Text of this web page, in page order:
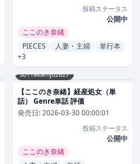
投稿ステータス
公開中
ここのき奈緒
PIECES
人妻・主婦
単行本
+3
s011akamj02827
【ここのき奈緒】経産処女（単
話） Genre単話 評価
発売日:2026-03-30 00:00:01
投稿ステータス
公開中
ここのき奈緒